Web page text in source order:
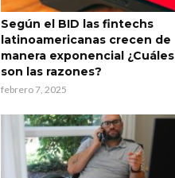
Según el BID las fintechs
latinoamericanas crecen de
manera exponencial ¿Cuáles
son las razones?
febrero 7, 2025